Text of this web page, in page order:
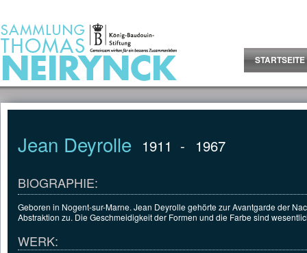
STARTSEITE
Jean Deyrolle 1911 - 1967
BIOGRAPHIE:
Geboren in Nogent-sur-Marne. Jean Deyrolle gehörte zur Avantgarde der
Abstraktion zu. Die Geschmeidigkeit der Formen und die Farbe sind
WERK: